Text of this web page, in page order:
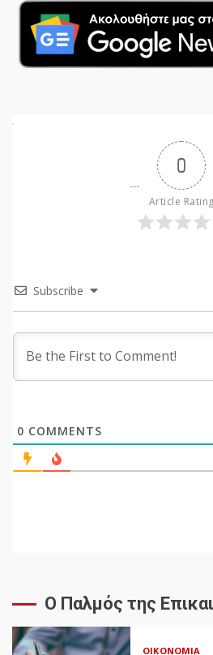
0
Article Rating
Subscribe
0 COMMENTS
Ο Παλμός της
ΟΙΚΟΝΟΜΊΑ